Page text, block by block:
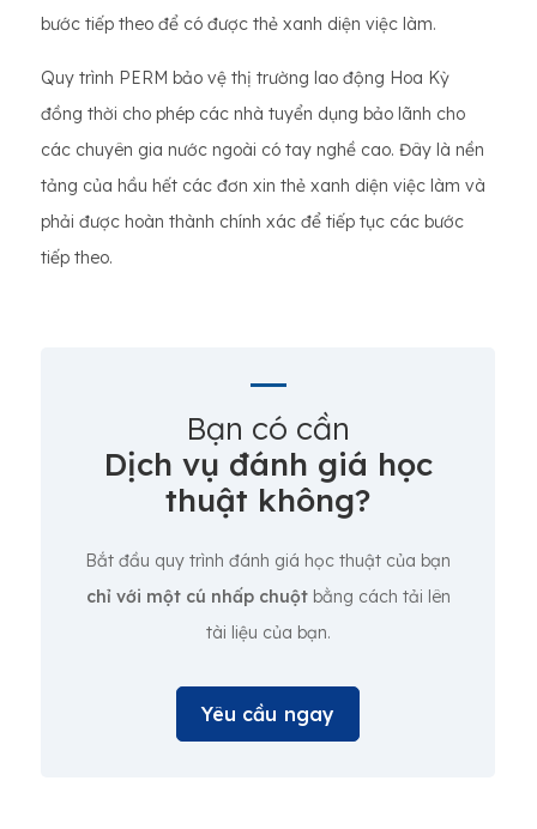
bước tiếp theo để có được thẻ xanh diện việc làm.
Quy trình PERM bảo vệ thị trường lao động Hoa Kỳ
đồng thời cho phép các nhà tuyển dụng bảo lãnh cho
các chuyên gia nước ngoài có tay nghề cao. Đây là nền
tảng của hầu hết các đơn xin thẻ xanh diện việc làm và
phải được hoàn thành chính xác để tiếp tục các bước
tiếp theo.
Bạn có cần
Dịch vụ đánh giá học
thuật không?
Bắt đầu quy trình đánh giá học thuật của bạn
chỉ với một cú nhấp chuộtbằng cách tải lên
tài liệu của bạn.
Yêu cầu ngay